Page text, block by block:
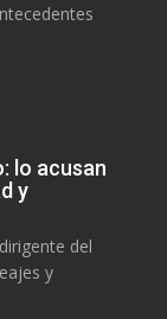
lo acusan
y
del
y